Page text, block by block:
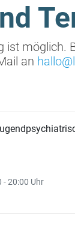
ist möglich.
an
- 20:00 Uhr